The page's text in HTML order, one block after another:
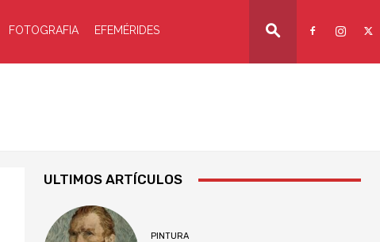
FOTOGRAFIA EFEMÉRIDES
ULTIMOS ARTÍCULOS
PINTURA